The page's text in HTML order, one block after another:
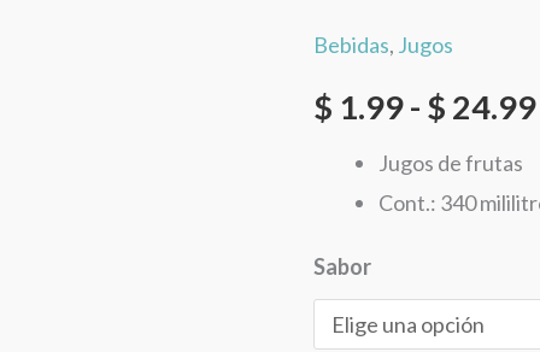
Bebidas, Jugos
$ 1.99- $ 24.99
Jugos de frutas
Cont.: 340
Sabor
Jugos
de
Frutas